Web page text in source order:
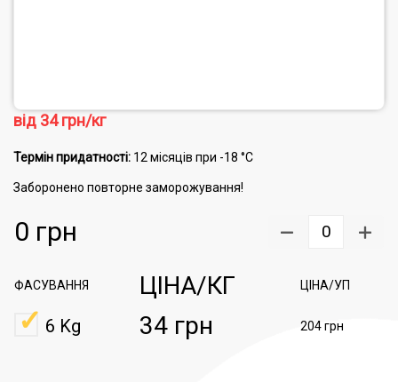
від 34грн/кг
Термін придатності: 12 місяців при -18 °C
Заборонено повторне заморожування!
0 грн 0
ФАСУВАННЯ ЦІНА/КГ ЦІНА/УП
6 Kg 34 грн 204 грн